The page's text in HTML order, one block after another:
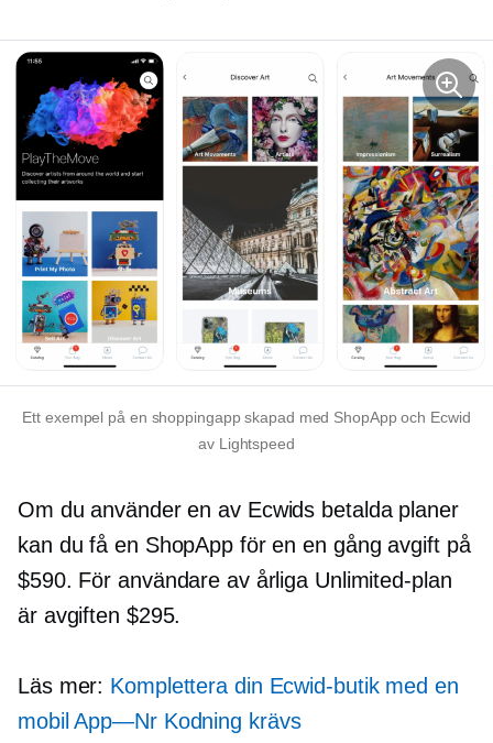
Ett exempel på en shoppingapp skapad med ShopApp och Ecwid
av Lightspeed
Om du använder en av Ecwids betalda planer
kan du få en ShopApp för enen gång avgift på
$590. För användare av årliga Unlimited-plan
är avgiften $295.
Läs mer: Komplettera din Ecwid-butik med en
mobilApp—NrKodning krävs